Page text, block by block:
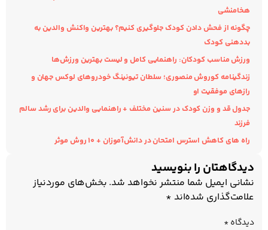
هخامنشی
چگونه از فحش دادن کودک جلوگیری کنیم؟ بهترین واکنش والدین به
بددهنی کودک
ورزش مناسب کودکان: راهنمایی کامل و لیست بهترین ورزش‌ها
زندگینامه کوروش منصوری؛ سلطان تیونینگ خودروهای لوکس جهان و
رازهای موفقیت او
جدول قد و وزن کودک در سنین مختلف + راهنمایی والدین برای رشد سالم
فرزند
راه های کاهش استرس امتحان در دانش‌آموزان + ۱۰ روش موثر
دیدگاهتان را بنویسید
نشانی ایمیل شما منتشر نخواهد شد. بخش‌های موردنیاز
علامت‌گذاری شده‌اند *
دیدگاه*